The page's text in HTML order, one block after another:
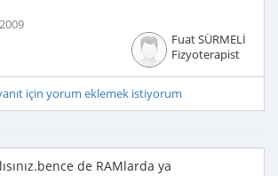
Fuat SÜRMELİ
Fizyoterapist
için yorum eklemek istiyorum
de RAMlarda ya